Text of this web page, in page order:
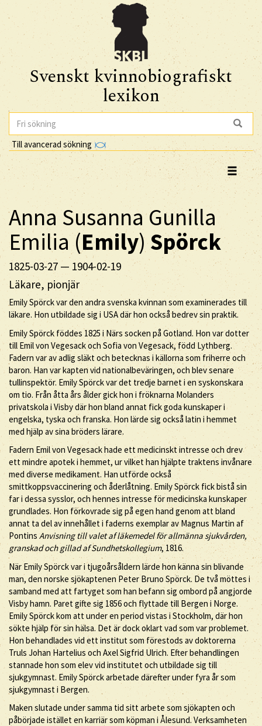
Svenskt kvinnobiografiskt
lexikon
Till avancerad sökning
Anna Susanna Gunilla
Emilia (Emily)Spörck
1825-03-27 — 1904-02-19
Läkare, pionjär
Emily Spörck var den andra svenska kvinnan som examinerades till
läkare. Hon utbildade sig i USA där hon också bedrev sin praktik.
Emily Spörck föddes 1825 i Närs socken på Gotland. Hon var dotter
till Emil von Vegesack och Sofia von Vegesack, född Lythberg.
Fadern var av adlig släkt och betecknas i källorna som friherre och
baron. Han var kapten vid nationalbeväringen, och blev senare
tullinspektör. Emily Spörck var det tredje barnet i en syskonskara
om tio. Från åtta års ålder gick hon i fröknarna Molanders
privatskola i Visby där hon bland annat fick goda kunskaper i
engelska, tyska och franska. Hon lärde sig också latin i hemmet
med hjälp av sina bröders lärare.
Fadern Emil von Vegesack hade ett medicinskt intresse och drev
ett mindre apotek i hemmet, ur vilket han hjälpte traktens invånare
med diverse medikament. Han utförde också
smittkoppsvaccinering och åderlåtning. Emily Spörck fick bistå sin
far i dessa sysslor, och hennes intresse för medicinska kunskaper
grundlades. Hon förkovrade sig på egen hand genom att bland
annat ta del av innehållet i faderns exemplar av Magnus Martin af
Pontins Anvisning till valet af läkemedel för allmänna sjukvården,
granskad och gillad af Sundhetskollegium, 1816.
När Emily Spörck var i tjugoårsåldern lärde hon känna sin blivande
man, den norske sjökaptenen Peter Bruno Spörck. De två möttes i
samband med att fartyget som han befann sig ombord på angjorde
Visby hamn. Paret gifte sig 1856 och flyttade till Bergen i Norge.
Emily Spörck kom att under en period vistas i Stockholm, där hon
sökte hjälp för sin hälsa. Det är dock oklart vad som var problemet.
Hon behandlades vid ett institut som förestods av doktorerna
Truls Johan Hartelius och Axel Sigfrid Ulrich. Efter behandlingen
stannade hon som elev vid institutet och utbildade sig till
sjukgymnast. Emily Spörck arbetade därefter under fyra år som
sjukgymnast i Bergen.
Maken slutade under samma tid sitt arbete som sjökapten och
påbörjade istället en karriär som köpman i Ålesund. Verksamheten